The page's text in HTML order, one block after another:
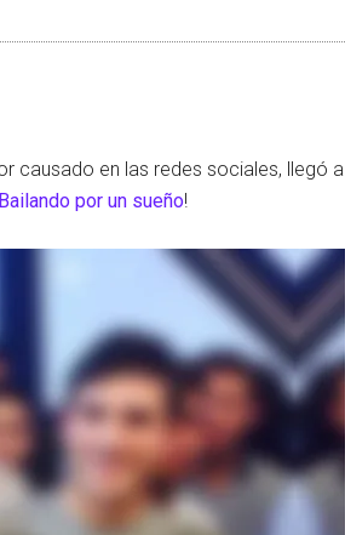
causado en las redes sociales, llegó a
Bailando por un sueño!